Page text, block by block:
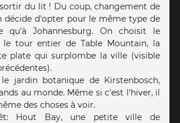
du lit ! Du coup, changement de
décide d'opter pour le même type de
qu'à Johannesburg. On choisit le
tour entier de Table Mountain, la
plate qui surplombe la ville (visible
jardin botanique de Kirstenbosch,
au monde. Même si c'est l'hiver, il
des choses à voir.
Hout Bay, une petite ville de